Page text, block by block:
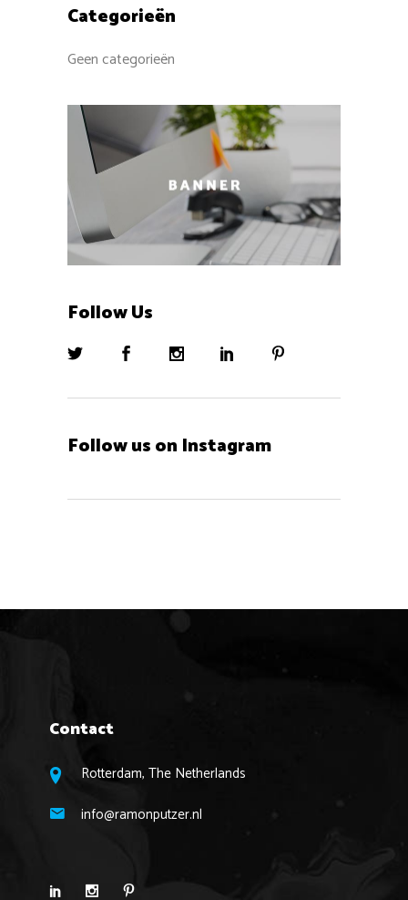
Categorieën
Geen categorieën
Follow Us
Follow us on Instagram
Contact
Rotterdam, The Netherlands
info@ramonputzer.nl